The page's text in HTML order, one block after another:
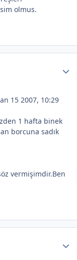
olmus.
15 2007, 10:29
1 hafta binek
borcuna sadık
vermişimdir.Ben